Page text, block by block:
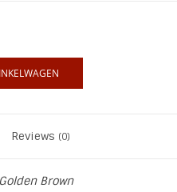
Reviews (0)
Brown